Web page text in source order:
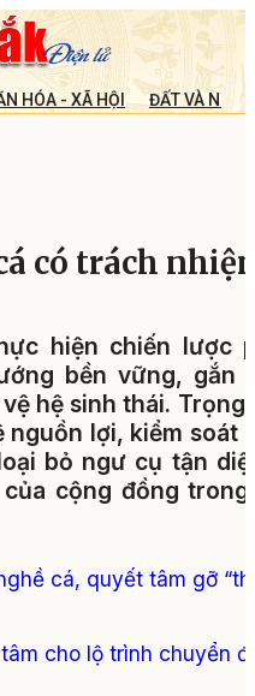
HÓA - XÃ HỘI ĐẤT VÀ
có trách
hiện chiến lược
bền vững, gắn
hệ sinh thái. Trọng
nguồn lợi, kiểm soát
bỏ ngư cụ tận
cộng đồng
cá, quyết tâm gỡ
cho lộ trình chuyển